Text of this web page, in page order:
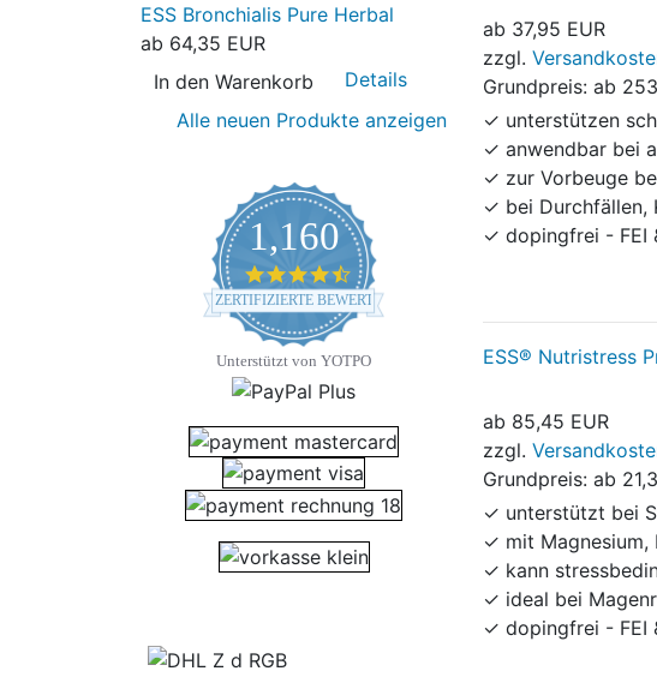
ESS Bronchialis Pure Herbal
ab 64,35 EUR
In den Warenkorb
Details
Alle neuen Produkte anzeigen
1,160
4.7 star rating
ZERTIFIZIERTE BEWERTUNGEN
Unterstützt von YOTPO
ab 37,95 EUR
zzgl.
Grundpreis: ab
✓ unterstützen
✓ anwendbar bei
✓ zur Vorbeuge
✓ bei Durchfällen,
✓ dopingfrei - FEI
ESS® Nutristress
ab 85,45 EUR
zzgl.
Grundpreis: ab
✓ unterstützt bei
✓ mit Magnesium,
✓ kann
✓ ideal bei
✓ dopingfrei - FEI